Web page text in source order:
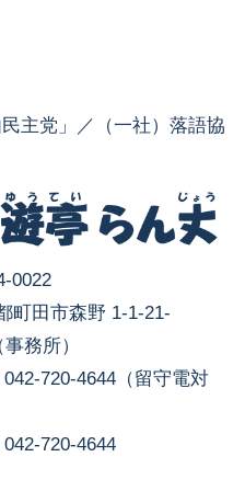
主党」／（一社）落語協
0022
町田市森野 1-1-21-
務所）
042-720-4644（留守電対
042-720-4644